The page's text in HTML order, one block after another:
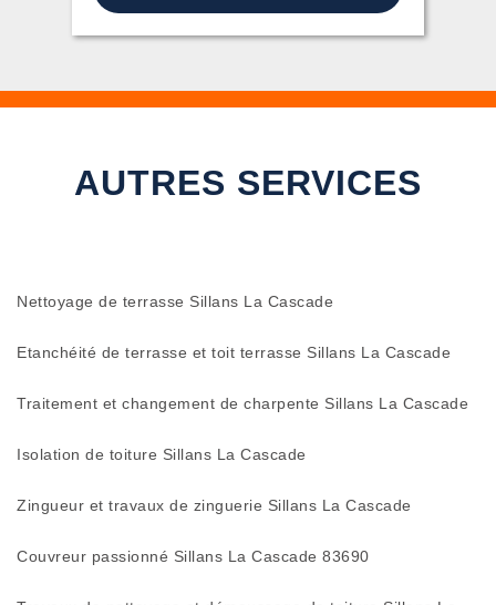
AUTRES SERVICES
Nettoyage de terrasse Sillans La Cascade
Etanchéité de terrasse et toit terrasse Sillans La Cascade
Traitement et changement de charpente Sillans La Cascade
Isolation de toiture Sillans La Cascade
Zingueur et travaux de zinguerie Sillans La Cascade
Couvreur passionné Sillans La Cascade 83690